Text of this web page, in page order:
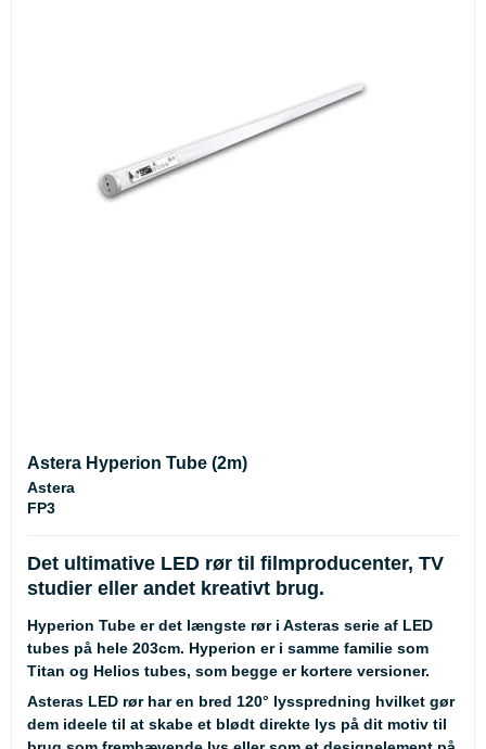
Astera Hyperion Tube (2m)
Astera
FP3
Det ultimative LED rør til filmproducenter, TV
studier eller andet kreativt brug.
Hyperion Tube er det længste rør i Asteras serie af LED
tubes på hele 203cm. Hyperion er i samme familie som
Titan og Helios tubes, som begge er kortere versioner.
Asteras LED rør har en bred 120° lysspredning hvilket gør
dem ideele til at skabe et blødt direkte lys på dit motiv til